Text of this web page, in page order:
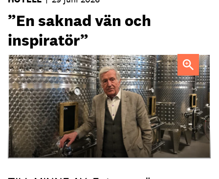
”En saknad vän och
inspiratör”
Ejnar Söder var en drivande kraft i den svenska
hotellbranchen.